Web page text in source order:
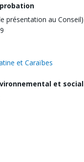
présentation au Conseil)
et Caraïbes
et social